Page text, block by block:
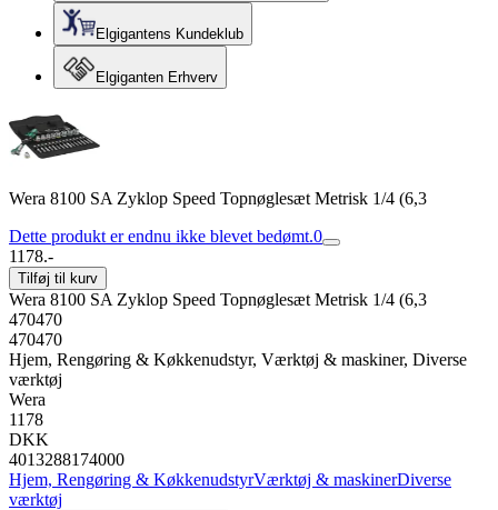
Elgigantens Kundeklub
Elgiganten Erhverv
Wera 8100 SA Zyklop Speed Topnøglesæt Metrisk 1/4 (6,3
Dette produkt er endnu ikke blevet bedømt.0
1178.-
Tilføj til kurv
Wera 8100 SA Zyklop Speed Topnøglesæt Metrisk 1/4 (6,3
470470
470470
Hjem, Rengøring & Køkkenudstyr, Værktøj & maskiner, Diverse
værktøj
Wera
1178
DKK
4013288174000
Hjem, Rengøring & KøkkenudstyrVærktøj & maskinerDiverse
værktøj